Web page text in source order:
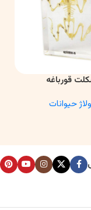
قورباغه
حیوانات